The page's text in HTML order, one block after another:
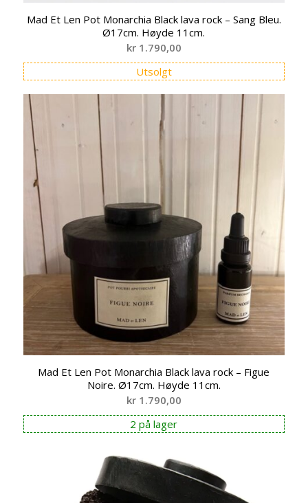
Mad Et Len Pot Monarchia Black lava rock – Sang Bleu.
Ø17cm. Høyde 11cm.
kr1.790,00
Utsolgt
Mad Et Len Pot Monarchia Black lava rock – Figue
Noire. Ø17cm. Høyde 11cm.
kr1.790,00
2 på lager